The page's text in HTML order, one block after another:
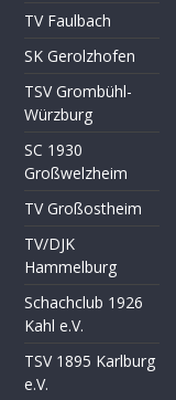
TV Faulbach
SK Gerolzhofen
TSV Grombühl-
Würzburg
SC 1930
Großwelzheim
TV Großostheim
TV/DJK
Hammelburg
Schachclub 1926
Kahl e.V.
TSV 1895 Karlburg
e.V.